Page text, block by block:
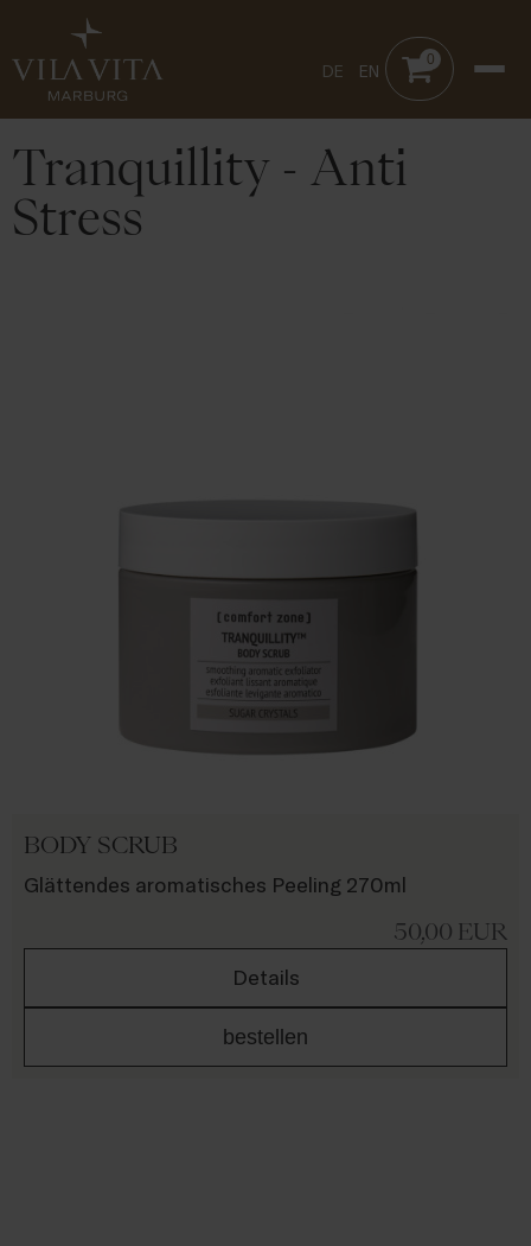
DE EN
0
Tranquillity - Anti
Stress
BODY SCRUB
Glättendes aromatisches Peeling 270ml
50,00 EUR
Details
bestellen